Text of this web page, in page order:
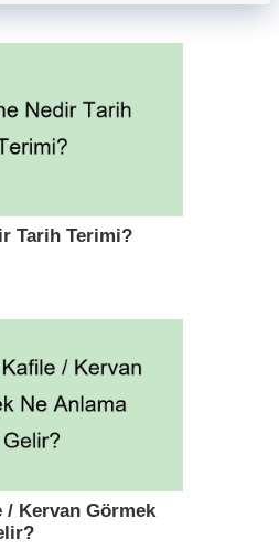
Tarih Terimi?
/ Kervan Görmek